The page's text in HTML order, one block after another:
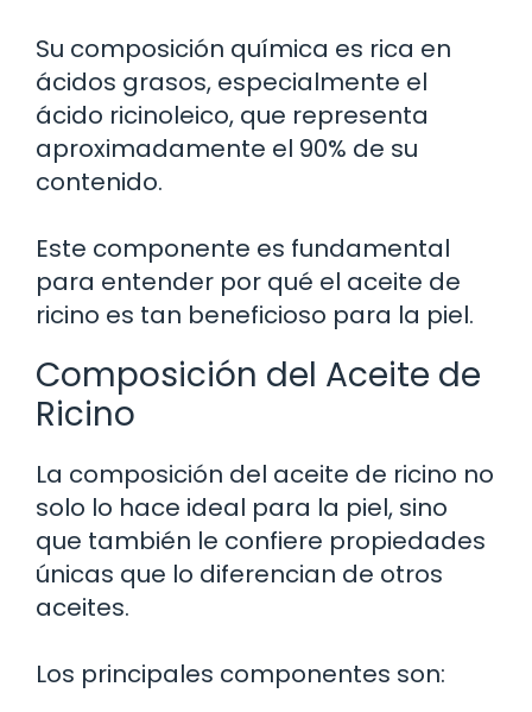
Su composición química es rica en
ácidos grasos, especialmente el
ácido ricinoleico, que representa
aproximadamente el 90% de su
contenido.
Este componente es fundamental
para entender por qué el aceite de
ricino es tan beneficioso para la piel.
Composición del Aceite de
Ricino
La composición del aceite de ricino no
solo lo hace ideal para la piel, sino
que también le confiere propiedades
únicas que lo diferencian de otros
aceites.
Los principales componentes son: